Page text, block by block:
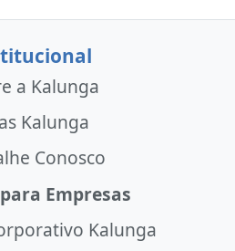
a Kalunga
Kalunga
Conosco
Empresas
Kalunga